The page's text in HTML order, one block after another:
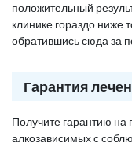
положительный
клинике гораздо ниже
обратившись сюда за
Гарантия
Получите гарантию
алкозависимых с